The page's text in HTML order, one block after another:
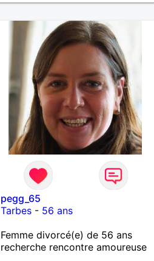
pegg_65
Tarbes- 56 ans
Femme divorcé(e) de 56 ans
recherche rencontre amoureuse